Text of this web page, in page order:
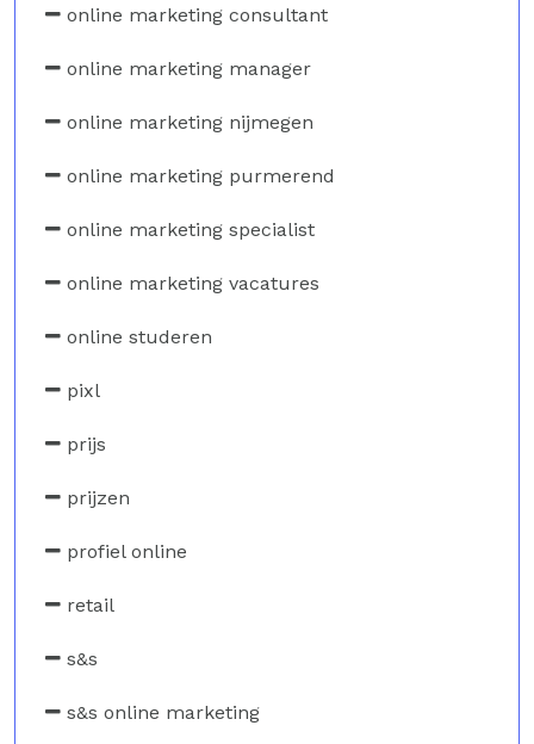
online marketing consultant
online marketing manager
online marketing nijmegen
online marketing purmerend
online marketing specialist
online marketing vacatures
online studeren
pixl
prijs
prijzen
profiel online
retail
s&s
s&s online marketing